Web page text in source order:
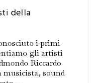
della
i primi
gli artisti
Riccardo
musicista, sound